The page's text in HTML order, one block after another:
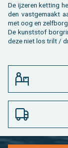
De ij­ze­ren ket­ting
den vast­ge­maakt
met oog en
De kunst­stof
deze niet los trilt /